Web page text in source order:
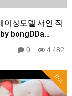
이싱모델 서연 직
bongDDa…
0 4,482
Hot